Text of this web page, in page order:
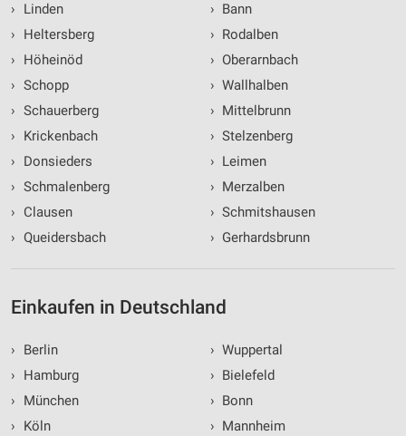
›
Linden
›
Heltersberg
›
Höheinöd
› Schopp
› Schauerberg
›
Krickenbach
›
Donsieders
› Schmalenberg
›
Clausen
› Queidersbach
› Bann
› Rodalben
› Oberarnbach
› Wallhalben
› Mittelbrunn
› Stelzenberg
› Leimen
› Merzalben
› Schmitshausen
› Gerhardsbrunn
Einkaufen in Deutschland
›
Berlin
›
Hamburg
›
München
›
Köln
› Wuppertal
› Bielefeld
› Bonn
› Mannheim
Analyse von Zielgruppen durch Statistiken oder
Kombinationen von Daten aus verschiedenen
Quellen
Entwicklung und Verbesserung der Angebote
Verwendung reduzierter Daten zur Auswahl von
Inhalten
IAB-Besonderheiten:
Verwendung genauer Standortdaten
Nicht-IAB-Verarbeitungszwecke:
Funktional